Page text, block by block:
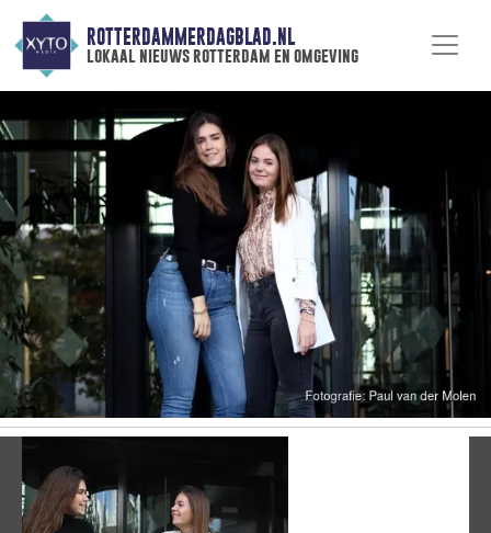
ROTTERDAMMERDAGBLAD.NL
lokaal nieuws rotterdam en omgeving